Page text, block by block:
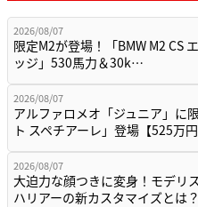
2026/08/07
限定M2が登場！「BMW M2 CS
ッジ」530馬力＆30k…
2026/08/07
アルファロメオ「ジュニア」に
ト スペチアーレ」登場【525万
2026/08/07
大迫力な顔つきに変身！モデリ
ハリアーの新カスタマイズとは？